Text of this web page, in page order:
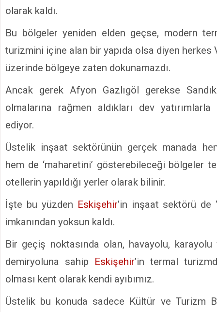
olarak kaldı.
Bu bölgeler yeniden elden geçse, modern
turizmini içine alan bir yapıda olsa diyen herkes
üzerinde bölgeye zaten dokunamazdı.
Ancak gerek Afyon Gazlıgöl gerekse
olmalarına rağmen aldıkları dev yatırımlarla
ediyor.
Üstelik inşaat sektörünün gerçek manada
hem de ‘maharetini’ gösterebileceği bölgeler
otellerin yapıldığı yerler olarak bilinir.
İşte bu yüzden Eskişehir’in inşaat sektörü de
imkanından yoksun kaldı.
Bir geçiş noktasında olan, havayolu,
demiryoluna sahip Eskişehir’in termal
olması kent olarak kendi ayıbımız.
Üstelik bu konuda sadece Kültür ve Turizm